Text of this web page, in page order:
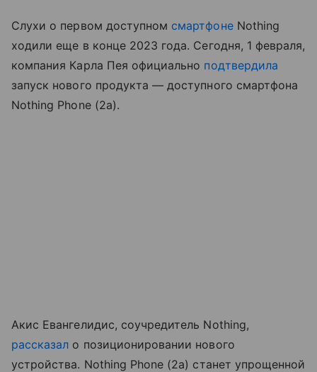
Слухи о первом доступном смартфонеNothing
ходили еще в конце 2023 года. Сегодня, 1 февраля,
компания Карла Пея официально подтвердила
запуск нового продукта — доступного смартфона
Nothing Phone (2a).
Акис Евангелидис, соучредитель Nothing,
рассказал о позиционировании нового
устройства. Nothing Phone (2a) станет упрощенной